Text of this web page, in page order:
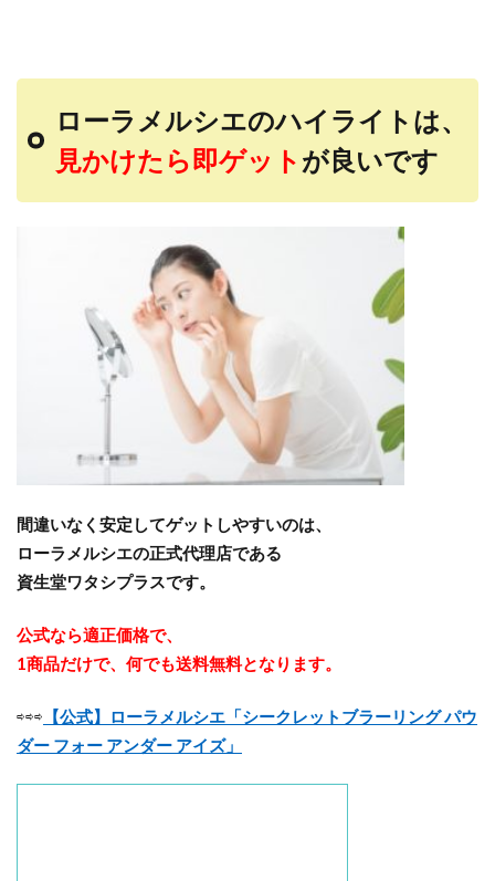
ローラメルシエのハイライトは、
見かけたら即ゲット が良いです
間違いなく安定してゲットしやすいのは、
ローラメルシエの正式代理店である
資生堂ワタシプラスです。
公式なら適正価格で、
1商品だけで、何でも送料無料となります。
⇨⇨⇨ 【公式】ローラメルシエ「シークレットブラーリング パウ
ダー フォー アンダー アイズ」